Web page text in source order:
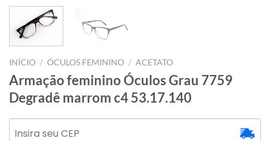
INÍCIO / ÓCULOS FEMININO / ACETATO
Armação feminino Óculos Grau 7759
Degradê marrom c4 53.17.140